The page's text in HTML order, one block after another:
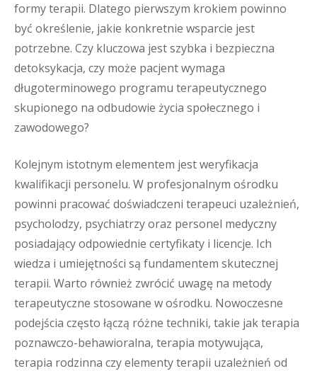
formy terapii. Dlatego pierwszym krokiem powinno
być określenie, jakie konkretnie wsparcie jest
potrzebne. Czy kluczowa jest szybka i bezpieczna
detoksykacja, czy może pacjent wymaga
długoterminowego programu terapeutycznego
skupionego na odbudowie życia społecznego i
zawodowego?
Kolejnym istotnym elementem jest weryfikacja
kwalifikacji personelu. W profesjonalnym ośrodku
powinni pracować doświadczeni terapeuci uzależnień,
psycholodzy, psychiatrzy oraz personel medyczny
posiadający odpowiednie certyfikaty i licencje. Ich
wiedza i umiejętności są fundamentem skutecznej
terapii. Warto również zwrócić uwagę na metody
terapeutyczne stosowane w ośrodku. Nowoczesne
podejścia często łączą różne techniki, takie jak terapia
poznawczo-behawioralna, terapia motywująca,
terapia rodzinna czy elementy terapii uzależnień od